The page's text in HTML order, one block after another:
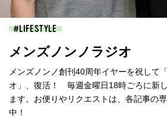
LIFESTYLE
メンズノンノラジオ
メンズノンノ創刊40周年イヤーを祝して
オ」、復活！ 毎週金曜日18時ごろに新
ます。お便りやリクエストは、各記事の
中！